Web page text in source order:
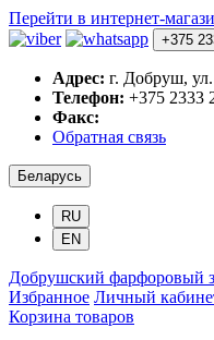
Перейти в интернет-
+375
Адрес: г. Добруш,
Телефон: +375 2333
Факс:
Обратная связь
Беларусь
RU
EN
Добрушский фарфоровый
Избранное Личный
Корзина товаров